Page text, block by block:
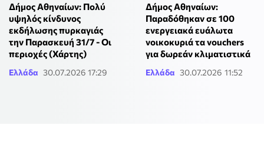
Δήμος Αθηναίων: Πολύ
υψηλός κίνδυνος
εκδήλωσης πυρκαγιάς
την Παρασκευή 31/7 - Οι
περιοχές (Χάρτης)
Ελλάδα 30.07.2026 17:29
Δήμος Αθηναίων:
Παραδόθηκαν σε 100
ενεργειακά ευάλωτα
νοικοκυριά τα vouchers
για δωρεάν κλιματιστικά
Ελλάδα 30.07.2026 11:52